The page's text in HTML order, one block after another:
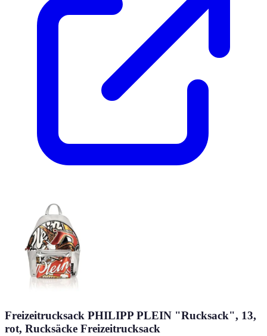
Freizeitrucksack PHILIPP PLEIN "Rucksack", 13,
rot, Rucksäcke Freizeitrucksack